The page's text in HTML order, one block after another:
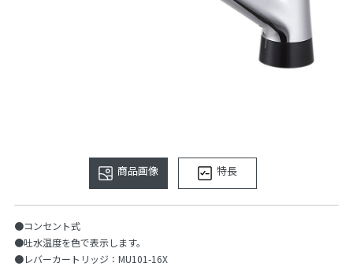
商品画像 特長
●コンセント式
●吐水温度を色で表示します。
●レバーカートリッジ：MU101-16X